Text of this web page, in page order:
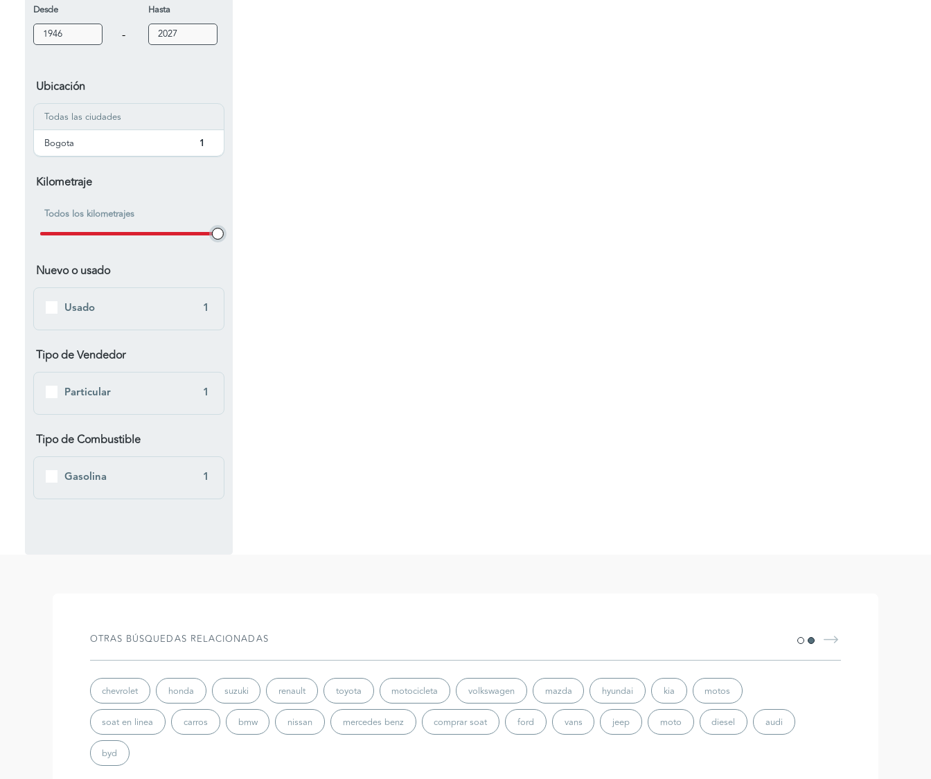
Desde
-
Hasta
Ubicación
Todas las ciudades
Bogota
1
Kilometraje
Todos los kilometrajes
Nuevo o usado
Usado 1
Tipo de Vendedor
Particular 1
Tipo de Combustible
Gasolina 1
OTRAS BÚSQUEDAS RELACIONADAS
chevrolet honda suzuki renault toyota motocicleta volkswagen mazda hyundai kia motos
soat en linea carros bmw nissan mercedes benz comprar soat ford vans jeep moto diesel audi
byd